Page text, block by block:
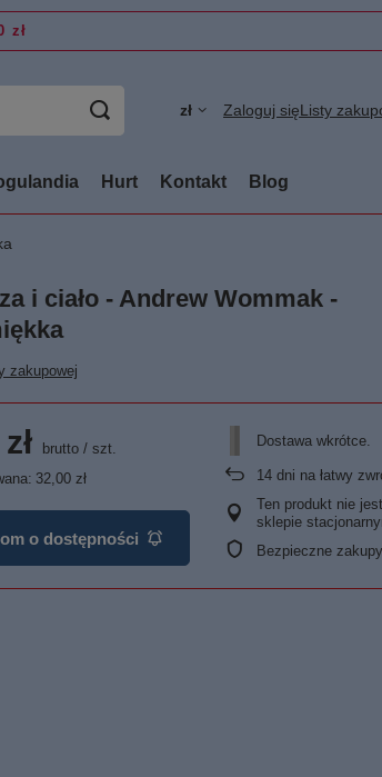
zł
zł Zaloguj sięListy
Hurt Kontakt Blog
i ciało - Andrew Wommak -
zakupowej
brutto / szt.
32,00 zł
o dostępności
Dostawa wkrótce
14 dni na łatwy
Ten produkt nie
sklepie
Bezpieczne zakupy